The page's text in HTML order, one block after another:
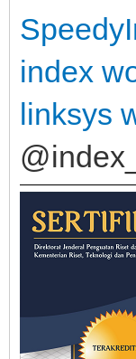
index
linksys